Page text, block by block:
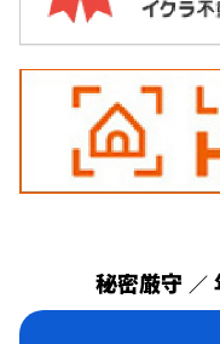
秘密厳守 ／